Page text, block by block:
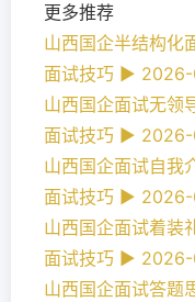
更多推荐
山西国企半结构化
面试技巧 ►
山西国企面试无领
面试技巧 ►
山西国企面试自我
面试技巧 ►
山西国企面试着装
面试技巧 ►
山西国企面试答题